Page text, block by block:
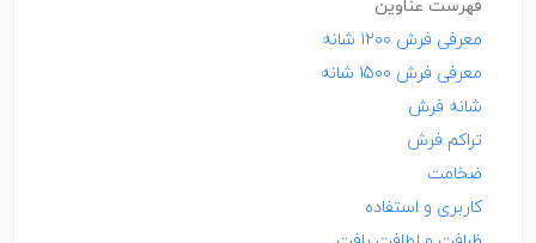
فهرست عناوین
معرفی فرش 1200 شانه
معرفی فرش 1500 شانه
شانه فرش
تراکم فرش
ضخامت
کاربری و استفاده